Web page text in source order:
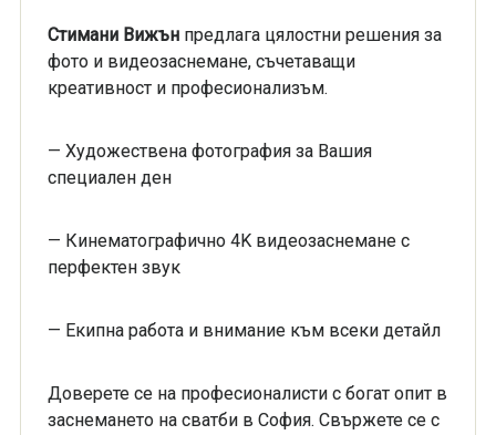
Стимани Вижънпредлага цялостни решения за
фото и видеозаснемане, съчетаващи
креативност и професионализъм.
— Художествена фотография за Вашия
специален ден
— Кинематографично 4K видеозаснемане с
перфектен звук
— Екипна работа и внимание към всеки детайл
Доверете се на професионалисти с богат опит в
заснемането на сватби в София. Свържете се с